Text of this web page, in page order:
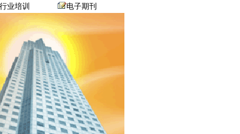
行业培训 电子期刊